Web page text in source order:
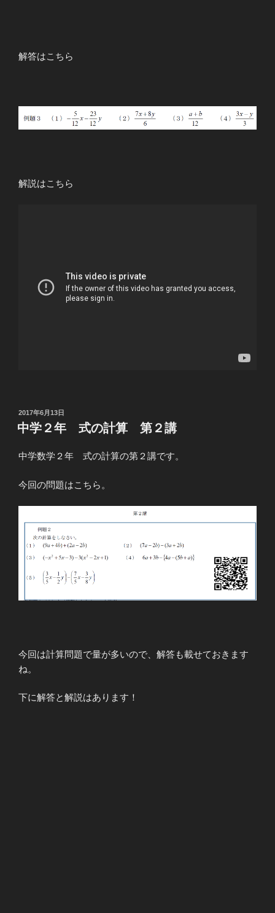
解答はこちら
解説はこちら
投
稿
日:
2017年6月13日
中学２年 式の計算 第２講
中学数学２年 式の計算の第２講です。
今回の問題はこちら。
今回は計算問題で量が多いので、解答も載せておきます
ね。
下に解答と解説はあります！